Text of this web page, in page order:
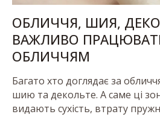
ОБЛИЧЧЯ, ШИЯ,
ВАЖЛИВО
ОБЛИЧЧЯМ
Багато хто доглядає за
шию та декольте. А саме ці
видають сухість, втрату